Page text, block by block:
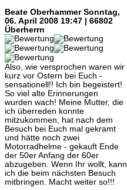
Beate Oberhammer Sonntag,
06. April 2008 19:47 | 66802
Überherrn
Also, wie versprochen waren wir
kurz vor Ostern bei Euch -
sensationell!! Ich bin begeistert!
So viel alte Erinnerungen
wurden wach! Meine Mutter, die
ich überreden konnte
mitzukommen, hat nach dem
Besuch bei Euch mal gekramt
und hätte noch zwei
Motorradhelme - gekauft Ende
der 50er Anfang der 60er
abzugeben. Wenn Ihr wollt, kann
ich die beim nächsten Besuch
mitbringen. Macht weiter so!!!